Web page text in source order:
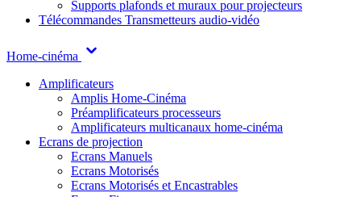
Supports plafonds et muraux pour projecteurs
Télécommandes Transmetteurs audio-vidéo
Home-cinéma
Amplificateurs
Amplis Home-Cinéma
Préamplificateurs processeurs
Amplificateurs multicanaux home-cinéma
Ecrans de projection
Ecrans Manuels
Ecrans Motorisés
Ecrans Motorisés et Encastrables